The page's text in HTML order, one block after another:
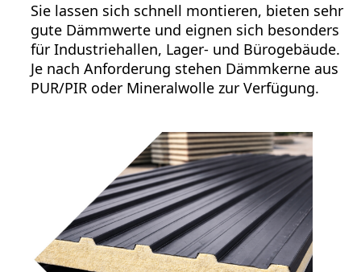
Sie lassen sich schnell montieren, bieten sehr
gute Dämmwerte und eignen sich besonders
für Industriehallen, Lager- und Bürogebäude.
Je nach Anforderung stehen Dämmkerne aus
PUR/PIR oder Mineralwolle zur Verfügung.